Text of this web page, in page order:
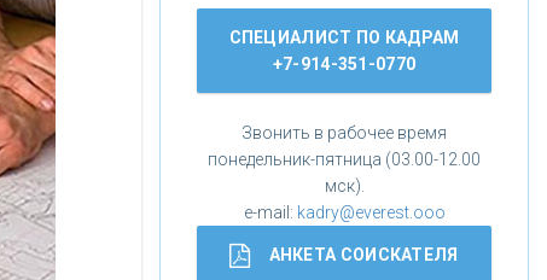
СПЕЦИАЛИСТ ПО КАДРАМ
+7-914-351-0770
Звонить в рабочее время
понедельник-пятница (03.00-12.00
мск).
e-mail: kadry@everest.ooo
АНКЕТА СОИСКАТЕЛЯ